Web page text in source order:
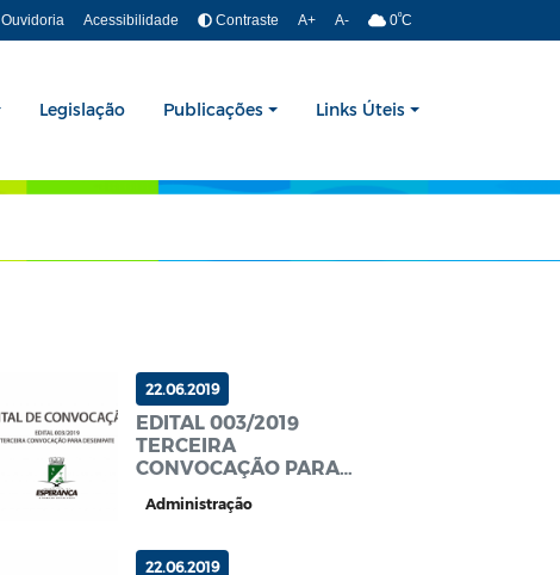
Ouvidoria Acessibilidade Contraste A+ A- 0ºC
Legislação Publicações Links Úteis
22.06.2019
EDITAL 003/2019
TERCEIRA
CONVOCAÇÃO PARA
Administração
22.06.2019